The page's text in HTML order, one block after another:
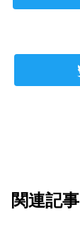
関連記事